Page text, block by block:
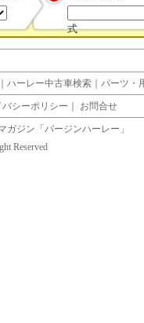
式
｜ ハーレー中古車検索 ｜ パーツ・
バシーポリシー ｜ お問合せ
ジン「バージンハーレー」
Reserved